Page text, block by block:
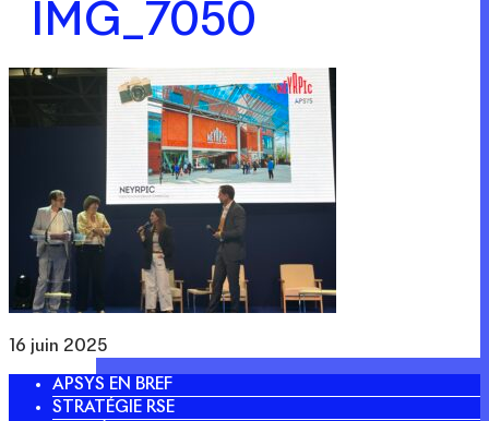
IMG_7050
16 juin 2025
APSYS EN BREF
STRATÉGIE RSE